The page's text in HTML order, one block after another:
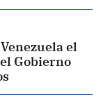
el
Gobierno